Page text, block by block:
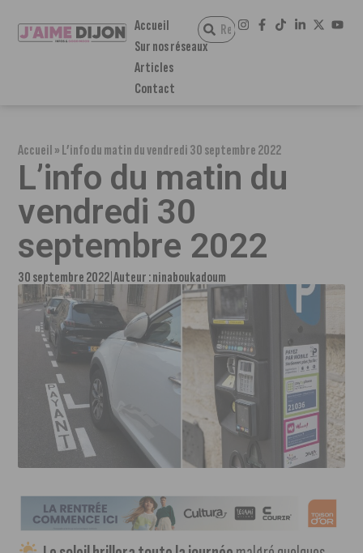
Accueil
Sur nos réseaux
Articles
Contact
Accueil»L’info du matin du vendredi 30 septembre 2022
L’info du matin du
vendredi 30
septembre 2022
30 septembre 2022 Auteur :ninaboukadoum